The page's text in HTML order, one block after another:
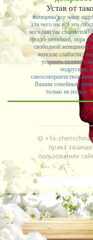
Устав от
женщины все чаще
для чего им все это
кого они так стараются?
просто хозяйкой, пора
свободной женщиной,
женские слабости:
устроить шопинг,
подругами,
Вашим семейным
только на пользу.
© «Ya-
права
пользоватили